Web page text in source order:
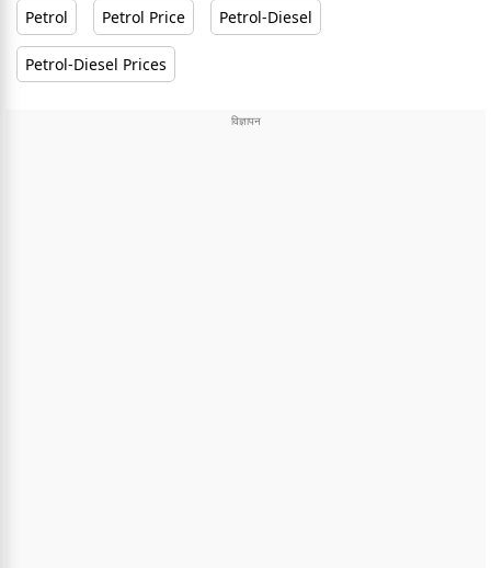
Petrol Petrol Price Petrol-Diesel
Petrol-Diesel Prices